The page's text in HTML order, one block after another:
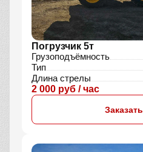
Погрузчик 5т
Грузоподъёмность
Тип
Длина стрелы
2 000 руб / час
Заказать